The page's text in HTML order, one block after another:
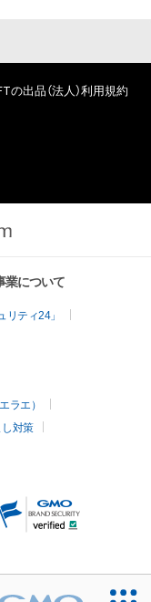
の出品（法人）利用規約
業について
ティ24」
ラエ）
対策